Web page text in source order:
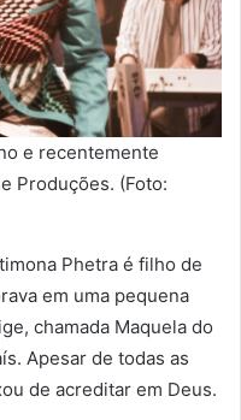
e recentemente
Produções. (Foto:
Phetra é filho de
em uma pequena
chamada Maquela do
Apesar de todas as
de acreditar em Deus.